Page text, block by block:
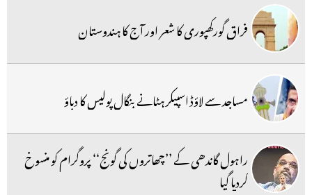
فراق گورکھپوری کا شعر اور آج کا ہندوستان
مساجد سے لاؤڈ اسپیکر ہٹانے بنگال پولیس کا دباؤ
راہول گاندھی کے ’’چھاتروں کی گونج‘‘ پروگرام کو منسوخ
کردیا گیا